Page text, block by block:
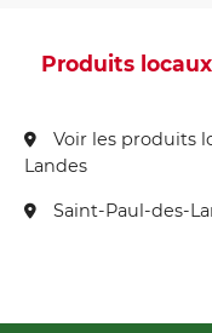
Produits
Voir les produits
Landes
Saint-Paul-des-